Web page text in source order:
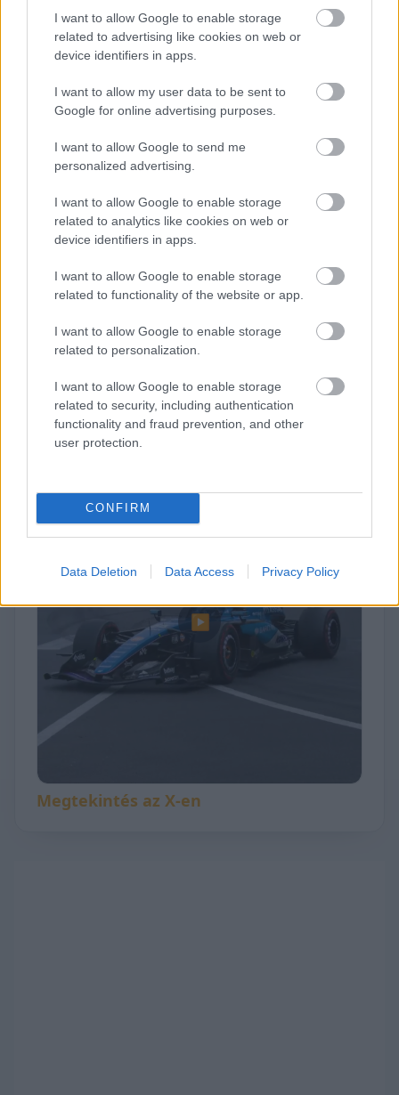
I want to allow Google to enable storage
related to advertising like cookies on web or
device identifiers in apps.
I want to allow my user data to be sent to
Google for online advertising purposes.
I want to allow Google to send me
personalized advertising.
I want to allow Google to enable storage
related to analytics like cookies on web or
device identifiers in apps.
I want to allow Google to enable storage
related to functionality of the website or app.
I want to allow Google to enable storage
related to personalization.
I want to allow Google to enable storage
related to security, including authentication
functionality and fraud prevention, and other
user protection.
CONFIRM
Data Deletion Data Access Privacy Policy
hatos kanyar előtt, el kell venni a gázt, és az
ember tudja, hogy neki fog menni az egyik
előtte lévő autónak, mert mindenki próbál
átjutni azon a kanyaron – fogalmazott. – Szóval
nehezen érthető, hogy ennyi tapasztalattal
miként tudunk mégis ilyen hibát elkövetni, és
hogyan szúrhatja el a versenyemet valaki,
bármiért is küzdjön.”
Formula 1@F1
&#8222;It&#8217;s just stupid&#8221; 📻
restart in Monaco put him out of the race!
😢#F1 #MonacoGP
▶
Megtekintés az X-en